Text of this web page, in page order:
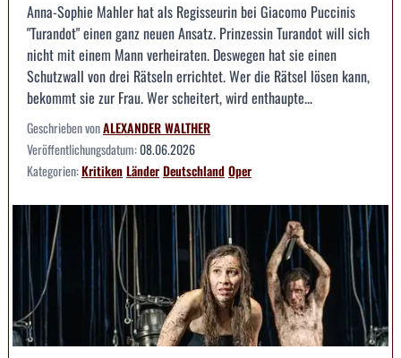
Anna-Sophie Mahler hat als Regisseurin bei Giacomo Puccinis
"Turandot" einen ganz neuen Ansatz. Prinzessin Turandot will sich
nicht mit einem Mann verheiraten. Deswegen hat sie einen
Schutzwall von drei Rätseln errichtet. Wer die Rätsel lösen kann,
bekommt sie zur Frau. Wer scheitert, wird enthaupte...
Geschrieben vonALEXANDER WALTHER
Veröffentlichungsdatum:08.06.2026
Kategorien:KritikenLänderDeutschlandOper